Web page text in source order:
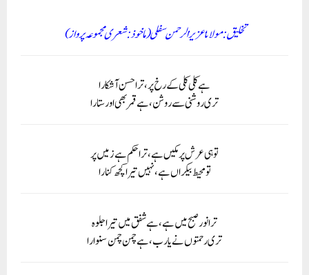
تخلیق:مولانا عزیزالرحمن سفلی(ماخوذ: شعری مجموعہ پرواز)
ہے کلی کلی کے رخ پر، ترا حسن آشکارا
تری روشنی سے روشن، ہے قمر بھی اور ستارا
تو ہی عر ش پر مکیں ہے، ترا حکم ہے زمیں پر
تو محیط بیکراں ہے، نہیں تیرا کچھ کنارا
ترا نور صبح میں ہے، ہے شفق میں تیرا جلوہ
تری رحمتوں نے یارب، ہے چمن چمن سنوارا